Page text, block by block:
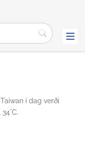
í dag verði